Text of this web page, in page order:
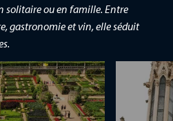
solitaire ou en famille. Entre
gastronomie et vin, elle séduit